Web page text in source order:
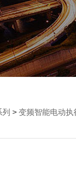
> 变频智能电动执